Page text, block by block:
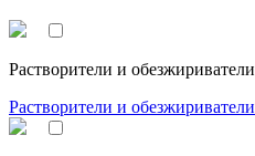
Растворители и обезжириватели
Растворители и обезжириватели